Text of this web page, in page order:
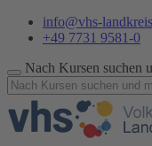
info@vhs-
+49 7731 9581-0
Nach Kursen suchen